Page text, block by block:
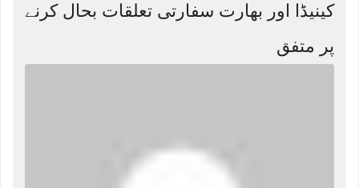
کینیڈا اور بھارت سفارتی تعلقات بحال کرنے
پر متفق